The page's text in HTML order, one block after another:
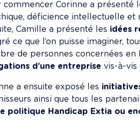
commencer Corinne a présenté
déficience intellectuelle et
Camille a présenté les idées
ce que l’on puisse imaginer,
de personnes concernées en
d’une entreprise vis-à-vis
a ensuite exposé les
ainsi que tous les
politique Handicap Extia ou